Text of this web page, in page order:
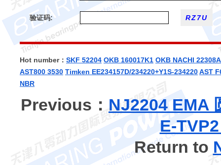
验证码:
Hot number： SKF 52204 OKB 160017K1 OKB NACHI
AST800 3530 Timken EE234157D/234220+Y1S-234220AST
NBR
Previous： NJ2204 EMA
E-
Return to